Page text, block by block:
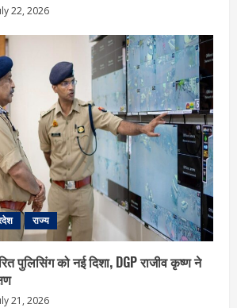
22, 2026
राज्य
पुलिसिंग को नई दिशा, DGP राजीव कृष्ण ने
21, 2026